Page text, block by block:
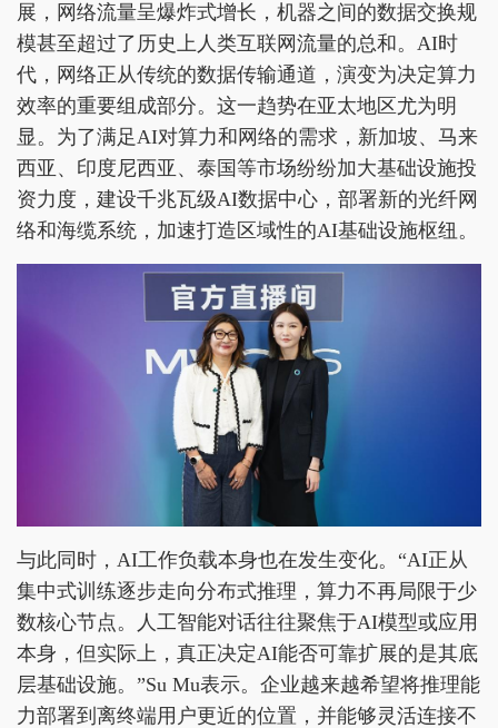
展，网络流量呈爆炸式增长，机器之间的数据交换规
模甚至超过了历史上人类互联网流量的总和。AI时
代，网络正从传统的数据传输通道，演变为决定算力
效率的重要组成部分。这一趋势在亚太地区尤为明
显。为了满足AI对算力和网络的需求，新加坡、马来
西亚、印度尼西亚、泰国等市场纷纷加大基础设施投
资力度，建设千兆瓦级AI数据中心，部署新的光纤网
络和海缆系统，加速打造区域性的AI基础设施枢纽。
与此同时，AI工作负载本身也在发生变化。“AI正从
集中式训练逐步走向分布式推理，算力不再局限于少
数核心节点。人工智能对话往往聚焦于AI模型或应用
本身，但实际上，真正决定AI能否可靠扩展的是其底
层基础设施。”Su Mu表示。企业越来越希望将推理能
力部署到离终端用户更近的位置，并能够灵活连接不